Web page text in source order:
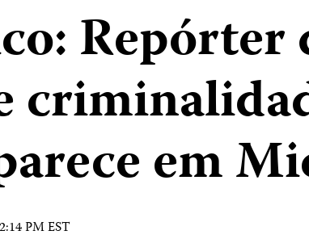
Repórter
em
PM EST